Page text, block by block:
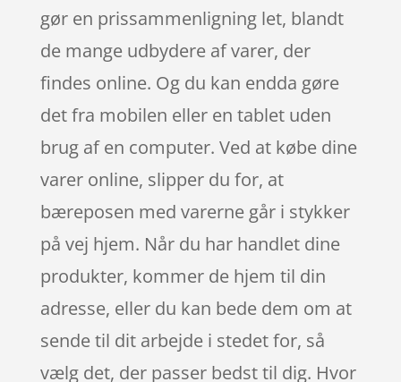
gør en prissammenligning let, blandt
de mange udbydere af varer, der
findes online. Og du kan endda gøre
det fra mobilen eller en tablet uden
brug af en computer. Ved at købe dine
varer online, slipper du for, at
bæreposen med varerne går i stykker
på vej hjem. Når du har handlet dine
produkter, kommer de hjem til din
adresse, eller du kan bede dem om at
sende til dit arbejde i stedet for, så
vælg det, der passer bedst til dig. Hvor